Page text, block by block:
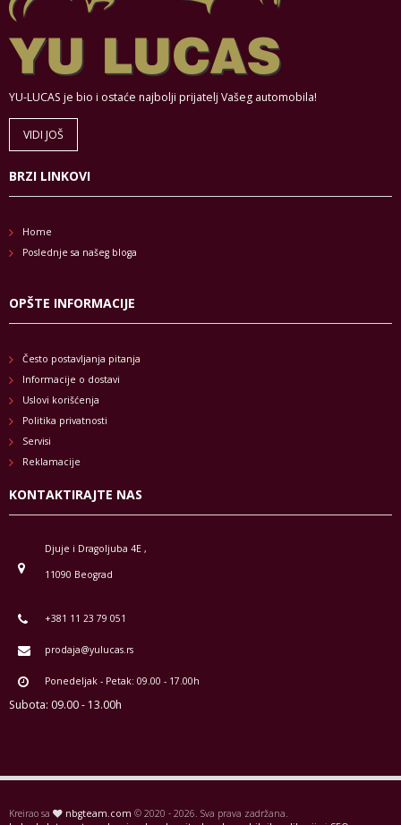
YU-LUCAS je bio i ostaće najbolji prijatelj Vašeg automobila!
VIDI JOŠ
BRZI LINKOVI
Home
Poslednje sa našeg bloga
OPŠTE INFORMACIJE
Često postavljanja pitanja
Informacije o dostavi
Uslovi korišćenja
Politika privatnosti
Servisi
Reklamacije
KONTAKTIRAJTE NAS
Djuje i Dragoljuba 4E ,
11090 Beograd
+381 11 23 79 051
prodaja@yulucas.rs
Ponedeljak - Petak: 09.00 - 17.00h
Subota: 09.00 - 13.00h
Kreirao sa nbgteam.com © 2020 - 2026. Sva prava zadržana.